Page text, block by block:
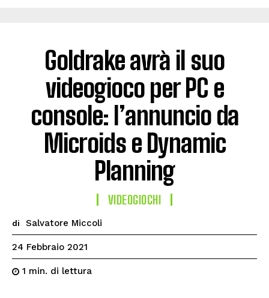
Goldrake avrà il suo
videogioco per PC e
console: l’annuncio da
Microids e Dynamic
Planning
VIDEOGIOCHI
di Salvatore Miccoli
24 Febbraio 2021
1 min. di lettura